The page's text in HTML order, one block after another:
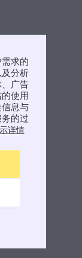
求的
分析
广告
使用
息与
的过
详情